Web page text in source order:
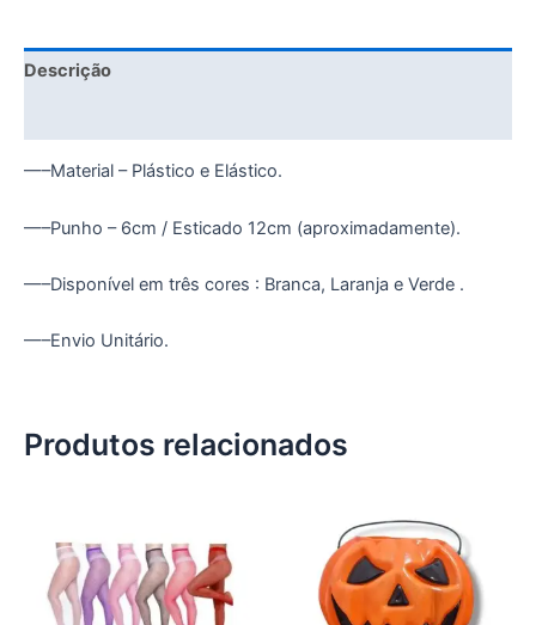
Descrição
—–Material – Plástico e Elástico.
—–Punho – 6cm / Esticado 12cm (aproximadamente).
—–Disponível em três cores : Branca, Laranja e Verde .
—–Envio Unitário.
Produtos relacionados
tem
várias
variantes.